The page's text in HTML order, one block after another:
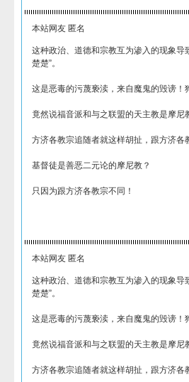
本站网友 匿名
这种政治、道德和宗教互为渗入的现象导
楚楚”。
这是恶毒的污蔑亵渎，来自魔鬼的毁谤！
竟然说福音派和与之联盟的天主教是摩尼
方济各教宗追随者就这样胡扯，跟方济各
基督徒是善恶二元论的摩尼教？
只因为跟方济各教宗不同！
本站网友 匿名
这种政治、道德和宗教互为渗入的现象导
楚楚”。
这是恶毒的污蔑亵渎，来自魔鬼的毁谤！
竟然说福音派和与之联盟的天主教是摩尼
方济各教宗追随者就这样胡扯，跟方济各